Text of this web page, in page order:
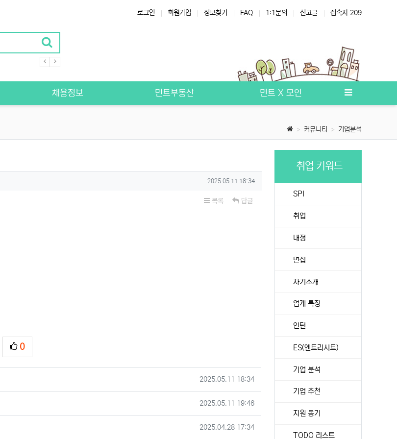
로그인 회원가입 정보찾기 FAQ 1:1문의 신고글 접속자 209
채용정보 민트부동산 민트 X 모인
커뮤니티 기업분석
작성일
2025.05.11 18:34
목록 답글
0
추천
등록일
2025.05.11 18:34
작성일
2025.05.11 19:46
작성일
2025.04.28 17:34
취업 키워드
SPI
취업
내정
면접
자기소개
업계 특징
인턴
ES(엔트리시트)
기업 분석
기업 추천
지원 동기
TODO 리스트